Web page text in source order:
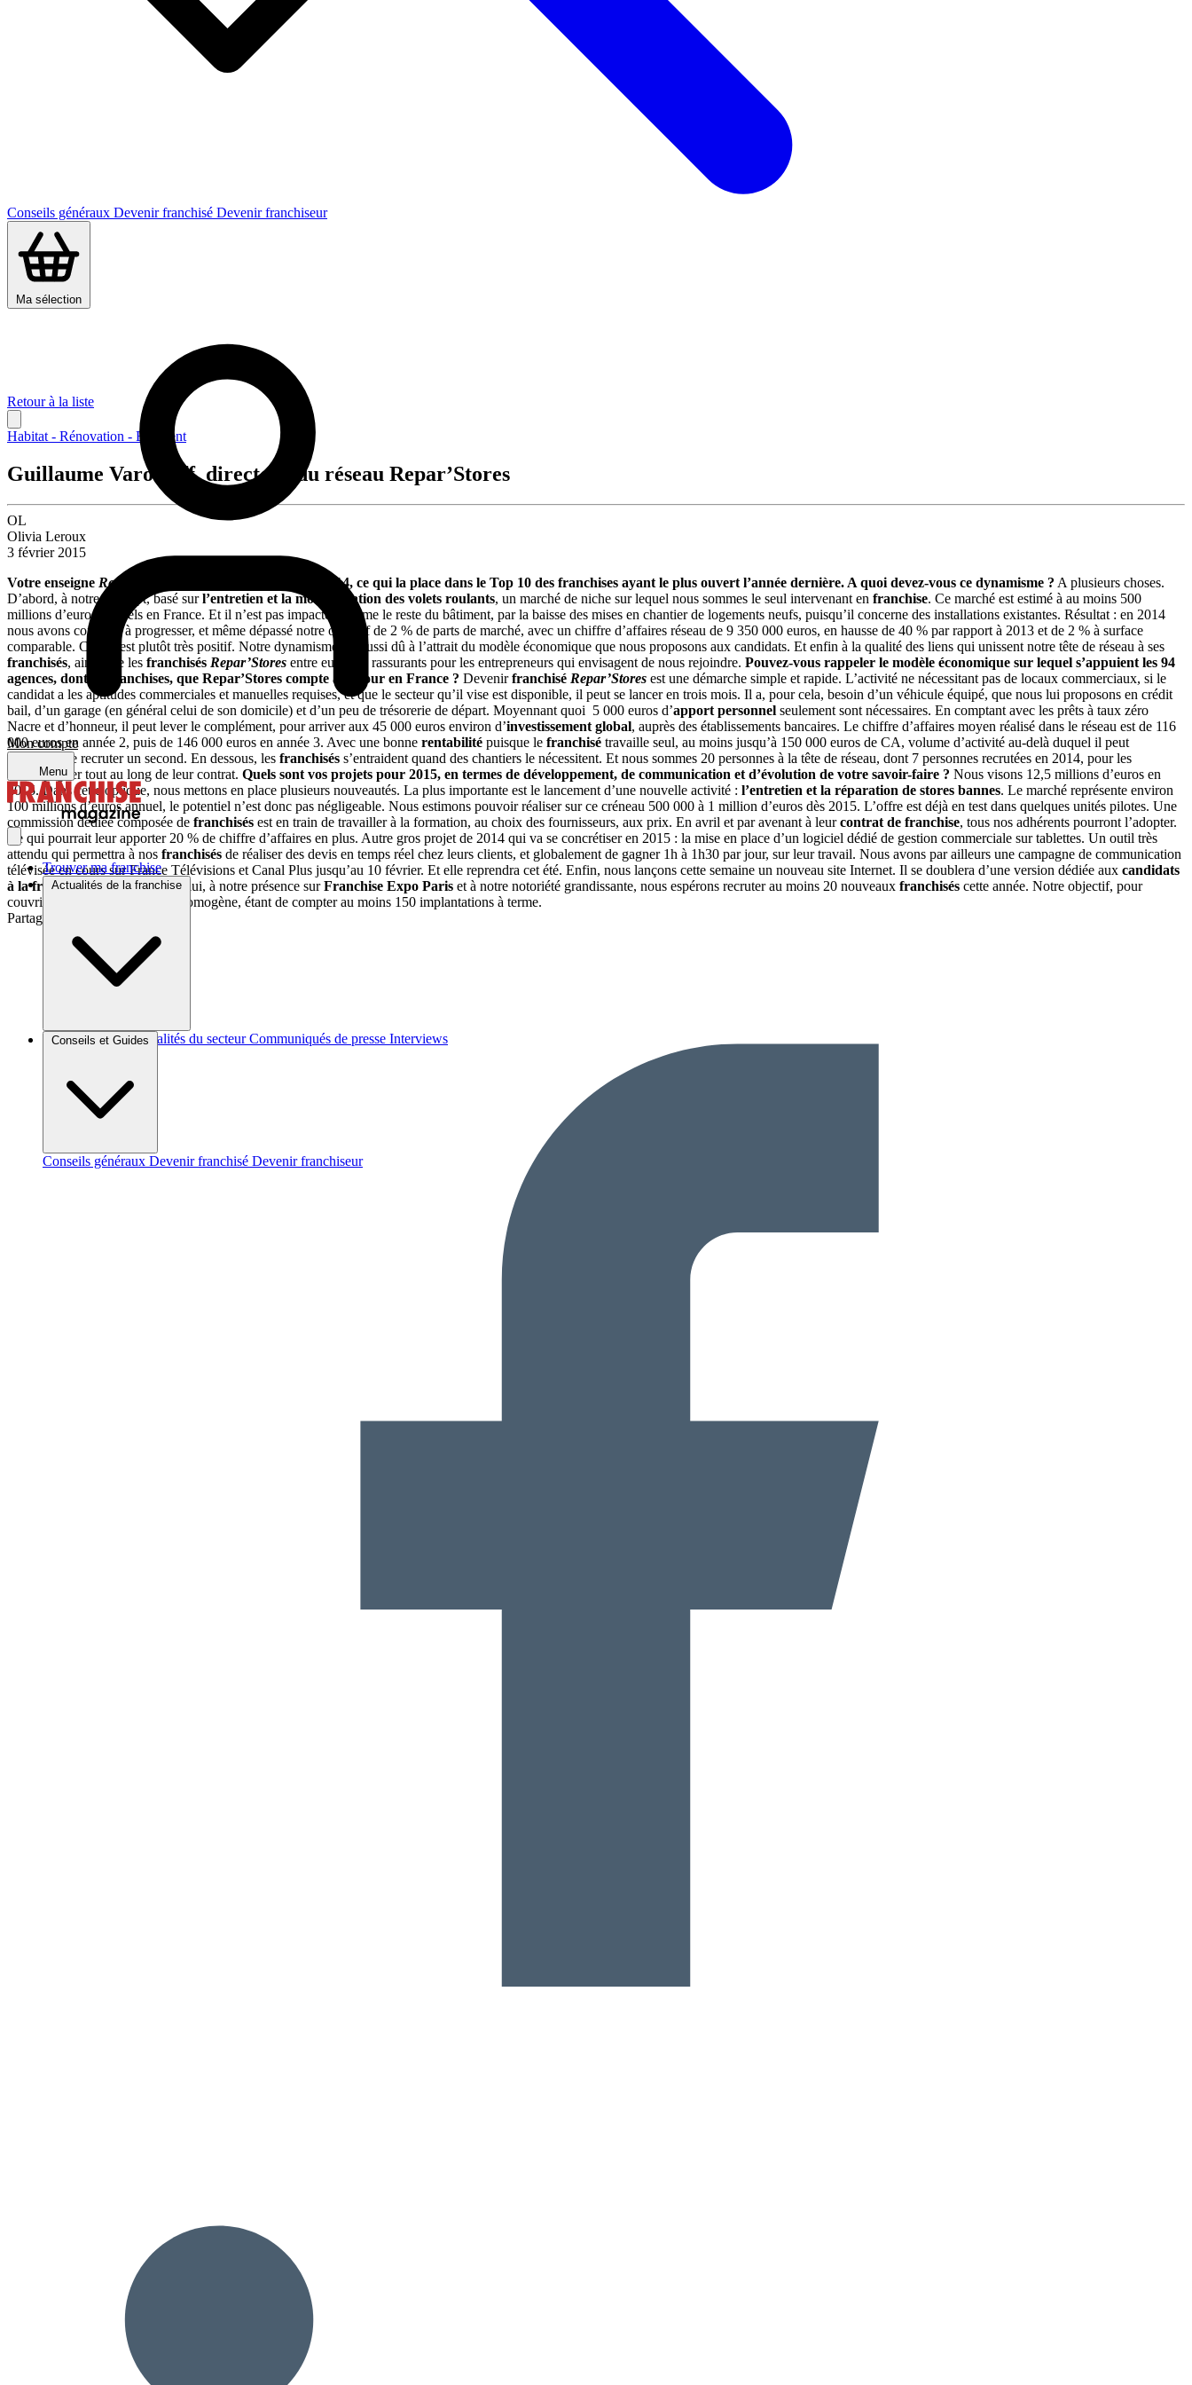
Conseils généraux Devenir franchisé Devenir franchiseur
Ma sélection
Mon compte
Menu
Trouver ma franchise
Actualités de la franchise
Brèves et actus Actualités du secteur Communiqués de presse Interviews
Conseils et Guides
Conseils généraux Devenir franchisé Devenir franchiseur
Retour à la liste
Habitat - Rénovation - Bâtiment
Guillaume Varobieff, directeur du réseau Repar’Stores
OL
Olivia Leroux
3 février 2015
Votre enseigne Repar’Stores a inauguré 26 unités en 2014, ce qui la place dans le Top 10 des franchises ayant le plus ouvert l’année dernière. A quoi devez-vous ce dynamisme ? A plusieurs choses.
D’abord, à notre concept, basé surl’entretien et la modernisation des volets roulants, un marché de niche sur lequel nous sommes le seul intervenant en franchise. Ce marché est estimé à au moins 500
millions d’euros annuels en France. Et il n’est pas impacté, comme le reste du bâtiment, par la baisse des mises en chantier de logements neufs, puisqu’il concerne des installations existantes. Résultat : en 2014
nous avons continué à progresser, et même dépassé notre objectif de 2 % de parts de marché, avec un chiffre d’affaires réseau de 9 350 000 euros, en hausse de 40 % par rapport à 2013 et de 2 % à surface
comparable. Ce qui est plutôt très positif. Notre dynamisme est aussi dû à l’attrait du modèle économique que nous proposons aux candidats. Et enfin à la qualité des liens qui unissent notre tête de réseau à ses
franchisés, ainsi que les franchisés Repar’Stores entre eux, très rassurants pour les entrepreneurs qui envisagent de nous rejoindre. Pouvez-vous rappeler le modèle économique sur lequel s’appuient les 94
agences, dont 91 franchises, que Repar’Stores compte à ce jour en France ? Devenirfranchisé Repar’Stores est une démarche simple et rapide. L’activité ne nécessitant pas de locaux commerciaux, si le
candidat a les aptitudes commerciales et manuelles requises, et que le secteur qu’il vise est disponible, il peut se lancer en trois mois. Il a, pour cela, besoin d’un véhicule équipé, que nous lui proposons en crédit
bail, d’un garage (en général celui de son domicile) et d’un peu de trésorerie de départ. Moyennant quoi 5 000 euros d’apport personnel seulement sont nécessaires. En comptant avec les prêts à taux zéro
Nacre et d’honneur, il peut lever le complément, pour arriver aux 45 000 euros environ d’investissement global, auprès des établissements bancaires. Le chiffre d’affaires moyen réalisé dans le réseau est de 116
000 euros en année 2, puis de 146 000 euros en année 3. Avec une bonne rentabilité puisque le franchisé travaille seul, au moins jusqu’à 150 000 euros de CA, volume d’activité au-delà duquel il peut
envisager de recruter un second. En dessous, les franchisés s’entraident quand des chantiers le nécessitent. Et nous sommes 20 personnes à la tête de réseau, dont 7 personnes recrutées en 2014, pour les
accompagner tout au long de leur contrat. Quels sont vos projets pour 2015, en termes de développement, de communication et d’évolution de votre savoir-faire ? Nous visons 12,5 millions d’euros en
2015. Dans cette optique, nous mettons en place plusieurs nouveautés. La plus importante est le lancement d’une nouvelle activité : l’entretien et la réparation de stores bannes. Le marché représente environ
100 millions d’euros annuel, le potentiel n’est donc pas négligeable. Nous estimons pouvoir réaliser sur ce créneau 500 000 à 1 million d’euros dès 2015. L’offre est déjà en test dans quelques unités pilotes. Une
commission dédiée composée de franchisés est en train de travailler à la formation, au choix des fournisseurs, aux prix. En avril et par avenant à leurcontrat de franchise, tous nos adhérents pourront l’adopter.
Ce qui pourrait leur apporter 20 % de chiffre d’affaires en plus. Autre gros projet de 2014 qui va se concrétiser en 2015 : la mise en place d’un logiciel dédié de gestion commerciale sur tablettes. Un outil très
attendu qui permettra à nos franchisés de réaliser des devis en temps réel chez leurs clients, et globalement de gagner 1h à 1h30 par jour, sur leur travail. Nous avons par ailleurs une campagne de communication
télévisée en cours sur France Télévisions et Canal Plus jusqu’au 10 février. Et elle reprendra cet été. Enfin, nous lançons cette semaine un nouveau site Internet. Il se doublera d’une version dédiée aux candidats
à la franchiseen mars. Grâce à lui, à notre présence surFranchise Expo Paris et à notre notoriété grandissante, nous espérons recruter au moins 20 nouveaux franchisés cette année. Notre objectif, pour
couvrir le territoire de manière homogène, étant de compter au moins 150 implantations à terme.
Partager sur :